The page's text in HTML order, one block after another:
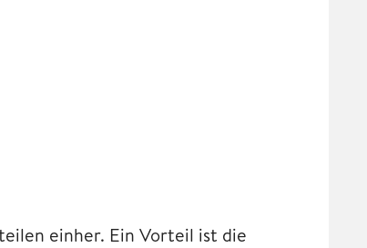
einher. Ein Vorteil ist die